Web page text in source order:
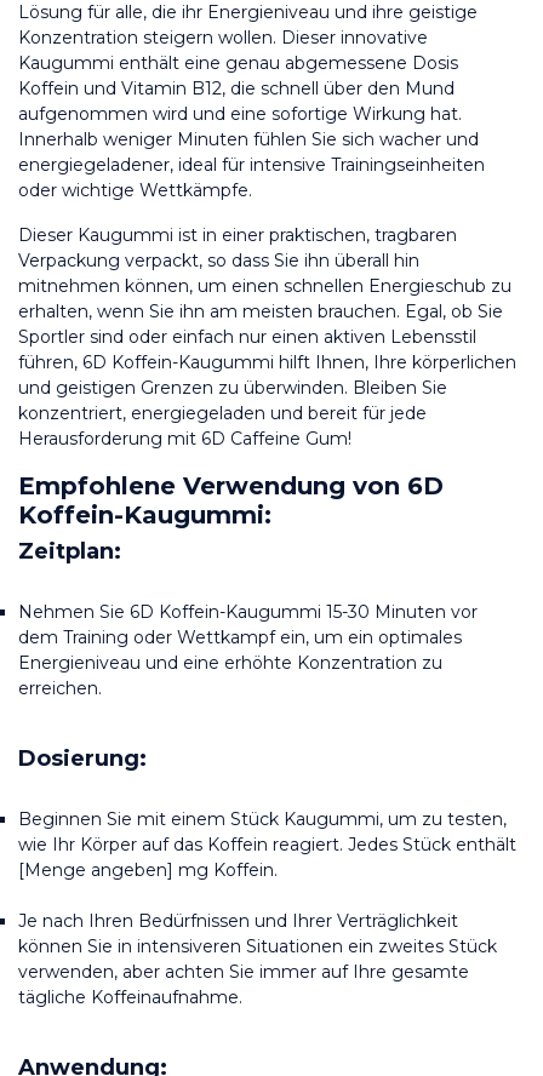
Lösung für alle, die ihr Energieniveau und ihre geistige
Konzentration steigern wollen. Dieser innovative
Kaugummi enthält eine genau abgemessene Dosis
Koffein und Vitamin B12, die schnell über den Mund
aufgenommen wird und eine sofortige Wirkung hat.
Innerhalb weniger Minuten fühlen Sie sich wacher und
energiegeladener, ideal für intensive Trainingseinheiten
oder wichtige Wettkämpfe.
Dieser Kaugummi ist in einer praktischen, tragbaren
Verpackung verpackt, so dass Sie ihn überall hin
mitnehmen können, um einen schnellen Energieschub zu
erhalten, wenn Sie ihn am meisten brauchen. Egal, ob Sie
Sportler sind oder einfach nur einen aktiven Lebensstil
führen, 6D Koffein-Kaugummi hilft Ihnen, Ihre körperlichen
und geistigen Grenzen zu überwinden. Bleiben Sie
konzentriert, energiegeladen und bereit für jede
Herausforderung mit 6D Caffeine Gum!
Empfohlene Verwendung von 6D
Koffein-Kaugummi:
Zeitplan:
Nehmen Sie 6D Koffein-Kaugummi 15-30 Minuten vor
dem Training oder Wettkampf ein, um ein optimales
Energieniveau und eine erhöhte Konzentration zu
erreichen.
Dosierung:
Beginnen Sie mit einem Stück Kaugummi, um zu testen,
wie Ihr Körper auf das Koffein reagiert. Jedes Stück enthält
[Menge angeben] mg Koffein.
Je nach Ihren Bedürfnissen und Ihrer Verträglichkeit
können Sie in intensiveren Situationen ein zweites Stück
verwenden, aber achten Sie immer auf Ihre gesamte
tägliche Koffeinaufnahme.
Anwendung: